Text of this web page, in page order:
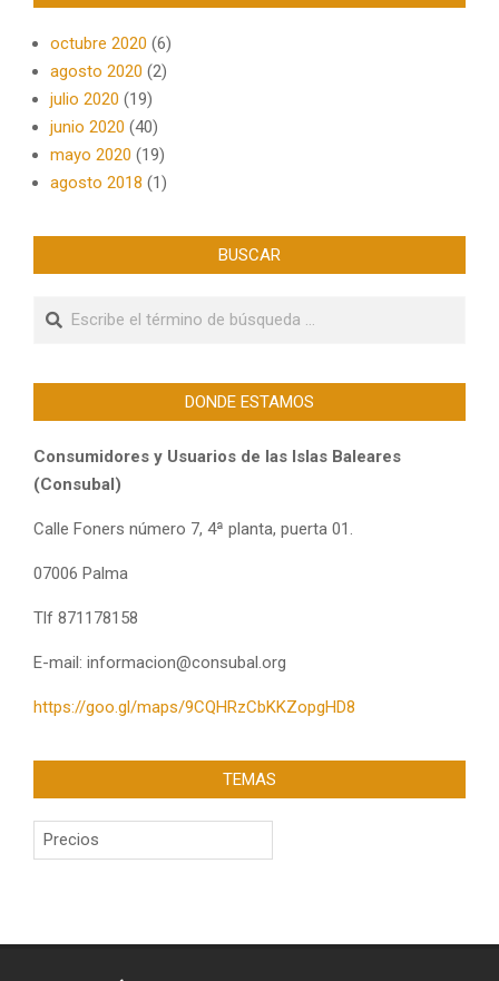
octubre 2020 (6)
agosto 2020 (2)
julio 2020 (19)
junio 2020 (40)
mayo 2020 (19)
agosto 2018 (1)
BUSCAR
Buscar
DONDE ESTAMOS
Consumidores y Usuarios de las Islas Baleares
(Consubal)
Calle Foners número 7, 4ª planta, puerta 01.
07006 Palma
Tlf 871178158
E-mail: informacion@consubal.org
https://goo.gl/maps/9CQHRzCbKKZopgHD8
TEMAS
Temas